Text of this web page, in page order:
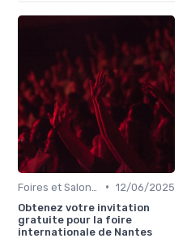
• 12/06/2025
Obtenez votre invitation
gratuite pour la foire
internationale de Nantes